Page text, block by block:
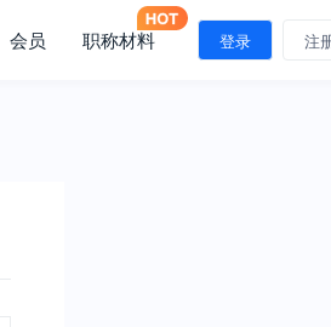
会员 职称材料 登录 注